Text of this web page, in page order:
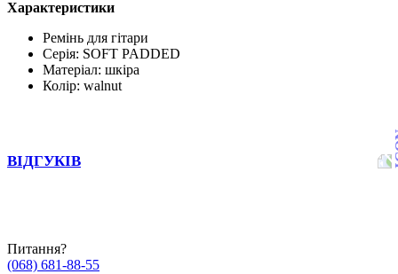
Характеристики
Ремінь для гітари
Серія: SOFT PADDED
Матеріал: шкіра
Колір: walnut
ВІДГУКІВ
Питання?
(068) 681-88-55